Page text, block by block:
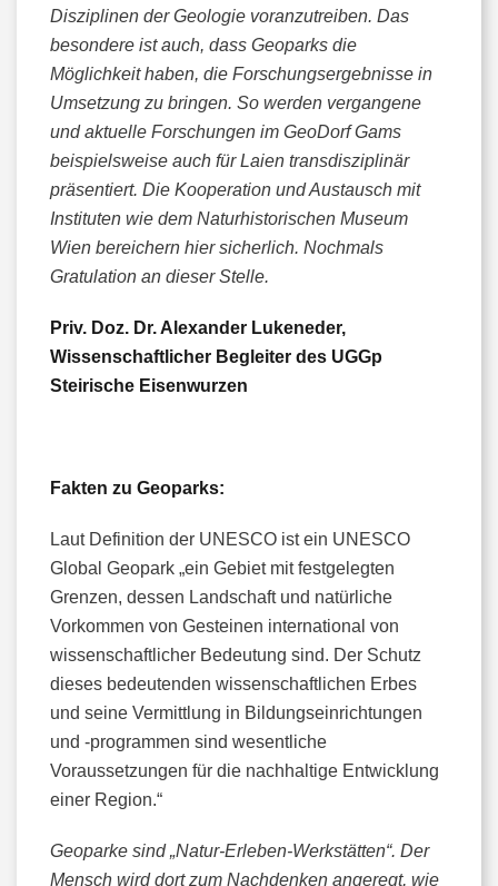
Disziplinen der Geologie voranzutreiben. Das
besondere ist auch, dass Geoparks die
Möglichkeit haben, die Forschungsergebnisse in
Umsetzung zu bringen. So werden vergangene
und aktuelle Forschungen im GeoDorf Gams
beispielsweise auch für Laien transdisziplinär
präsentiert. Die Kooperation und Austausch mit
Instituten wie dem Naturhistorischen Museum
Wien bereichern hier sicherlich. Nochmals
Gratulation an dieser Stelle.
Priv. Doz. Dr. Alexander Lukeneder,
Wissenschaftlicher Begleiter des UGGp
Steirische Eisenwurzen
Fakten zu Geoparks:
Laut Definition der UNESCO ist ein UNESCO
Global Geopark „ein Gebiet mit festgelegten
Grenzen, dessen Landschaft und natürliche
Vorkommen von Gesteinen international von
wissenschaftlicher Bedeutung sind. Der Schutz
dieses bedeutenden wissenschaftlichen Erbes
und seine Vermittlung in Bildungseinrichtungen
und -programmen sind wesentliche
Voraussetzungen für die nachhaltige Entwicklung
einer Region.“
Geoparke sind „Natur-Erleben-Werkstätten“. Der
Mensch wird dort zum Nachdenken angeregt, wie